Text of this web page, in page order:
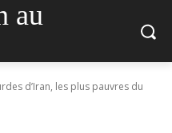
au
d’Iran, les plus pauvres du